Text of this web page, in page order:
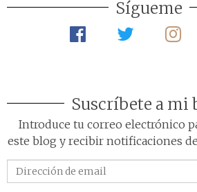
Sígueme
Suscríbete a mi
Introduce tu correo electrónico
este blog y recibir notificaciones
de